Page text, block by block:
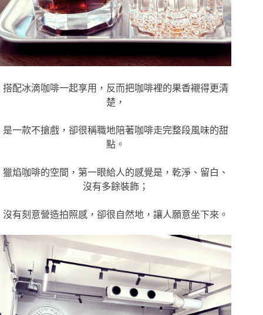
搭配冰滴咖啡一起享用，反而把咖啡裡的果香襯得更清
楚，
是一款不搶戲，卻很稱職地陪著咖啡走完整段風味的甜
點。
獵焰咖啡的空間，第一眼給人的感覺是，乾淨、留白、
沒有多餘裝飾；
沒有刻意營造拍照感，卻很自然地，讓人願意坐下來。